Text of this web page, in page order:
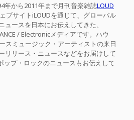
年から2011年まで月刊音楽雑誌LOUD
ブサイトiLOUDを通じて、グローバル
ュースを日本にお伝えしてきた、
/ Electronicメディアです。ハウ
スミュージック・アーティストの来日
リリース・ニュースなどをお届けして
ップ・ロックのニュースもお伝えして